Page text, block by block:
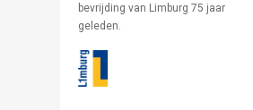
bevrijding van Limburg 75 jaar
geleden.